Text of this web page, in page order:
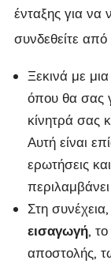
ένταξης για να
συνδεθείτε
Ξεκινά με
όπου θα σας
κίνητρά σας
Αυτή είναι
ερωτήσεις
Στη
εισαγωγή,
αποστολής,